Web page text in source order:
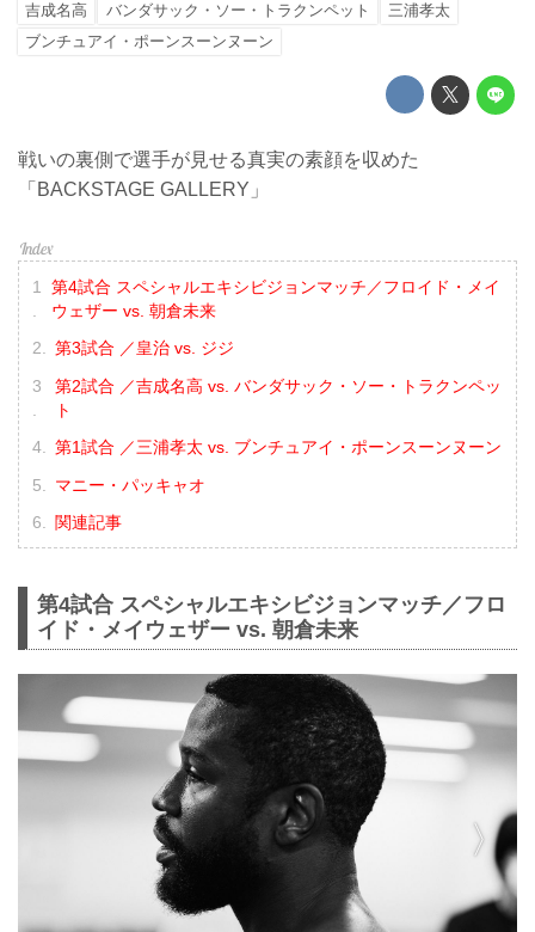
吉成名高
バンダサック・ソー・トラクンペット
三浦孝太
ブンチュアイ・ポーンスーンヌーン
戦いの裏側で選手が見せる真実の素顔を収めた
「BACKSTAGE GALLERY」
第4試合 スペシャルエキシビジョンマッチ／フロイド・メイ
ウェザー vs. 朝倉未来
第3試合 ／皇治 vs. ジジ
第2試合 ／吉成名高 vs. バンダサック・ソー・トラクンペッ
ト
第1試合 ／三浦孝太 vs. ブンチュアイ・ポーンスーンヌーン
マニー・パッキャオ
関連記事
第4試合 スペシャルエキシビジョンマッチ／フロ
イド・メイウェザー vs. 朝倉未来